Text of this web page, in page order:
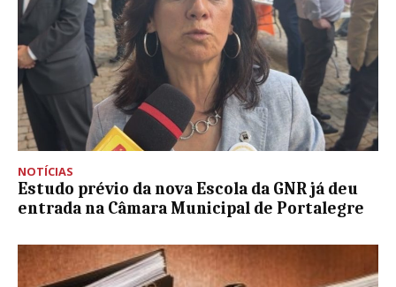
NOTÍCIAS
Estudo prévio da nova Escola da GNR já deu
entrada na Câmara Municipal de Portalegre